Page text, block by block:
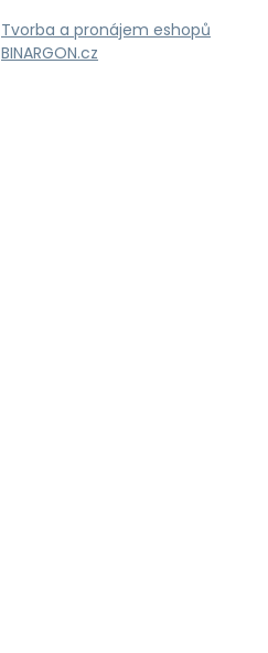
Tvorba a pronájem eshopů
BINARGON.cz